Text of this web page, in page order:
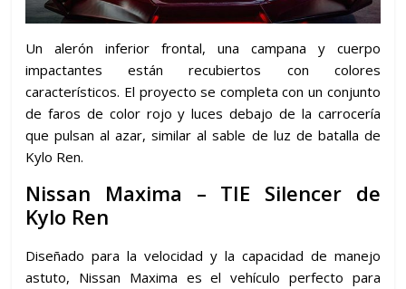
Un alerón inferior frontal, una campana y cuerpo
impactantes están recubiertos con colores
característicos. El proyecto se completa con un conjunto
de faros de color rojo y luces debajo de la carrocería
que pulsan al azar, similar al sable de luz de batalla de
Kylo Ren.
Nissan Maxima – TIE Silencer de
Kylo Ren
Diseñado para la velocidad y la capacidad de manejo
astuto, Nissan Maxima es el vehículo perfecto para